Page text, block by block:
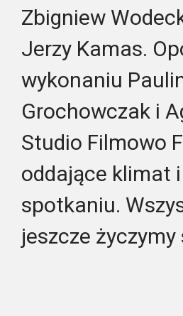
Zbigniew
Jerzy Kamas.
wykonaniu
Grochowczak i
Studio Filmowo
oddające klimat
spotkaniu.
jeszcze